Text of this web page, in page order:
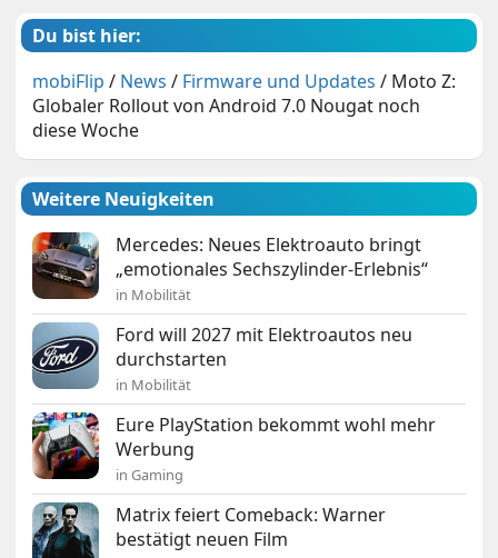
Du bist hier:
mobiFlip / News / Firmware und Updates / Moto Z:
Globaler Rollout von Android 7.0 Nougat noch
diese Woche
Weitere Neuigkeiten
Mercedes: Neues Elektroauto bringt
„emotionales Sechszylinder-Erlebnis“
in Mobilität
Ford will 2027 mit Elektroautos neu
durchstarten
in Mobilität
Eure PlayStation bekommt wohl mehr
Werbung
in Gaming
Matrix feiert Comeback: Warner
bestätigt neuen Film